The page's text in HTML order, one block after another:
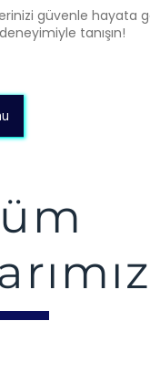
güvenle hayata
tanışın!